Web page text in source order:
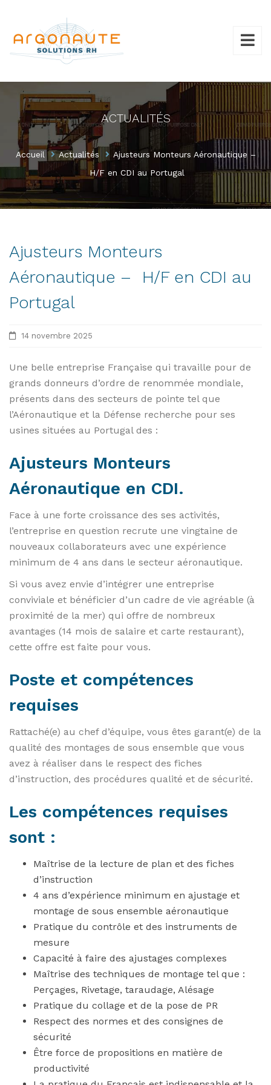
ACTUALITÉS
Accueil Actualités
Ajusteurs Monteurs Aéronautique –
H/F en CDI au Portugal
Ajusteurs Monteurs
Aéronautique – H/F en CDI au
Portugal
14 novembre 2025
Une belle entreprise Française qui travaille pour de
grands donneurs d’ordre de renommée mondiale,
présents dans des secteurs de pointe tel que
l’Aéronautique et la Défense recherche pour ses
usines situées au Portugal des :
Ajusteurs Monteurs
Aéronautique en CDI.
Face à une forte croissance des ses activités,
l’entreprise en question recrute une vingtaine de
nouveaux collaborateurs avec une expérience
minimum de 4 ans dans le secteur aéronautique.
Si vous avez envie d’intégrer une entreprise
conviviale et bénéficier d’un cadre de vie agréable (à
proximité de la mer) qui offre de nombreux
avantages (14 mois de salaire et carte restaurant),
cette offre est faite pour vous.
Poste et compétences
requises
Rattaché(e) au chef d’équipe, vous êtes garant(e) de la
qualité des montages de sous ensemble que vous
avez à réaliser dans le respect des fiches
d’instruction, des procédures qualité et de sécurité.
Les compétences requises
sont :
Maîtrise de la lecture de plan et des fiches
d’instruction
4 ans d’expérience minimum en ajustage et
montage de sous ensemble aéronautique
Pratique du contrôle et des instruments de
mesure
Capacité à faire des ajustages complexes
Maîtrise des techniques de montage tel que :
Perçages, Rivetage, taraudage, Alésage
Pratique du collage et de la pose de PR
Respect des normes et des consignes de
sécurité
Être force de propositions en matière de
productivité